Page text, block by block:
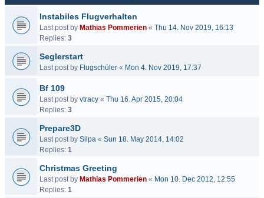
Instabiles Flugverhalten
Last post by Mathias Pommerien « Thu 14. Nov 2019, 16:13
Replies: 3
Seglerstart
Last post by Flugschüler « Mon 4. Nov 2019, 17:37
Bf 109
Last post by vtracy « Thu 16. Apr 2015, 20:04
Replies: 3
Prepare3D
Last post by Silpa « Sun 18. May 2014, 14:02
Replies: 1
Christmas Greeting
Last post by Mathias Pommerien « Mon 10. Dec 2012, 12:55
Replies: 1